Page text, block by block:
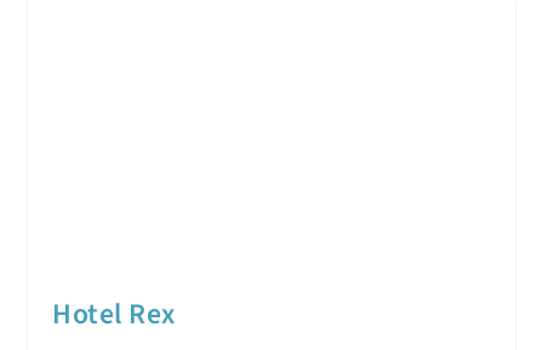
Hotel Rex